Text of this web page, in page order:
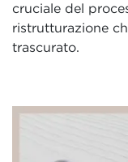
cruciale del
ristrutturazione
trascurato.